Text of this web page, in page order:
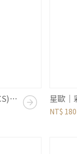
星歐｜彩色日拋(10PCS)｜星光系列｜午夜星藍
NT$ 180